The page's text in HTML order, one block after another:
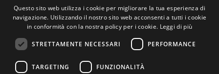
Questo sito web utilizza i cookie per migliorare la tua esperienza di
navigazione. Utilizzando il nostro sito web acconsenti a tutti i cookie
in conformità con la nostra policy per i cookie. Leggi di più
STRETTAMENTE NECESSARI PERFORMANCE
TARGETING FUNZIONALITÀ